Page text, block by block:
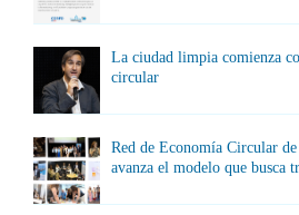
La ciudad limpia comienza
circular
Red de Economía Circular
avanza el modelo que busca